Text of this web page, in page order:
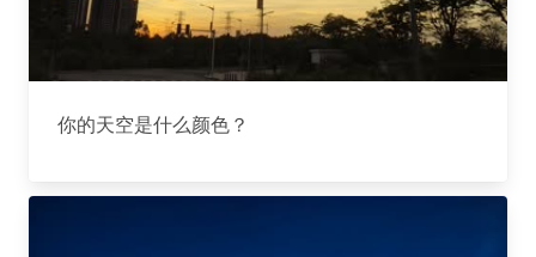
你的天空是什么颜色？